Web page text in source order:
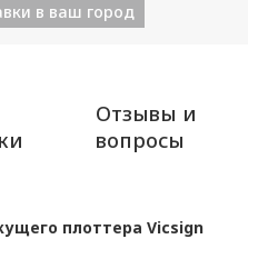
в ваш город
Отзывы и
вопросы
плоттера Vicsign